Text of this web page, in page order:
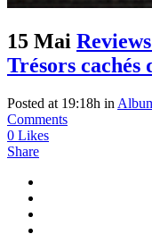
15 Mai
Trésors cachés
Posted at 19:18h in
Comments
0 Likes
Share